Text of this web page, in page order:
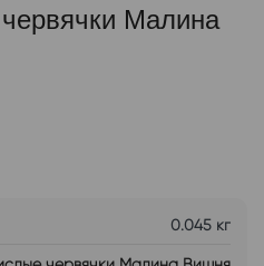
Малина
0.045 кг